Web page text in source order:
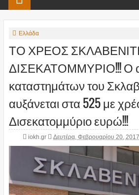
Ελλάδα
ΤΟ ΧΡΕΟΣ
ΔΙΣΕΚΑΤΟΜΜΥΡΙΟ!!! Ο
καταστημάτων του
αυξάνεται στα 525 με
Δισεκατομμύριο ευρώ!!!
iokh.gr Δευτέρα, Φεβρουαρίου 20, 2017